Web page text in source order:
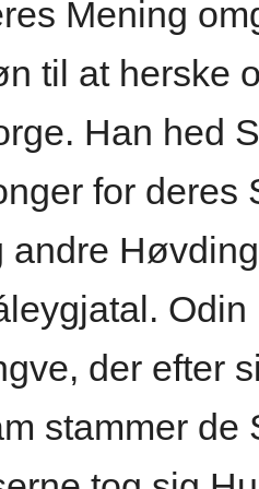
Mening
til at herske
Han hed
for deres
andre
der efter
stammer